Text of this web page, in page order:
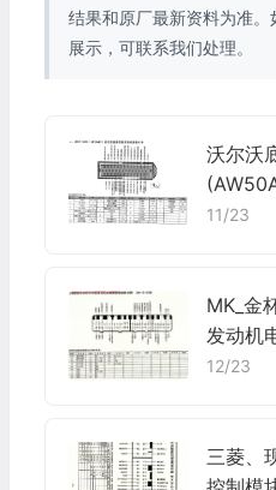
结果和原厂最新资料为准
展示，可联系我们处理。
沃尔沃
系统电
11/23
MK_金
发动机
+16+12
12/23
三菱、